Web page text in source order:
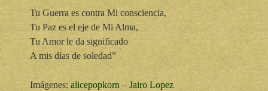
Tu Guerra es contra Mi consciencia,
Tu Paz es el eje de Mi Alma,
Tu Amor le da significado
A mis días de soledad”
Imágenes: alicepopkorn – Jairo Lopez